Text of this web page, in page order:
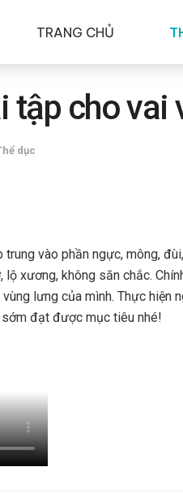
TRANG CHỦ
tập cho vai
dục
vào phần ngực, mông,
xương, không săn chắc.
lưng của mình. Thực hiện
đạt được mục tiêu nhé!